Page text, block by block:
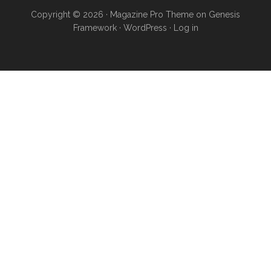
Copyright © 2026 · Magazine Pro Theme on Genesis
Framework· WordPress · Log in